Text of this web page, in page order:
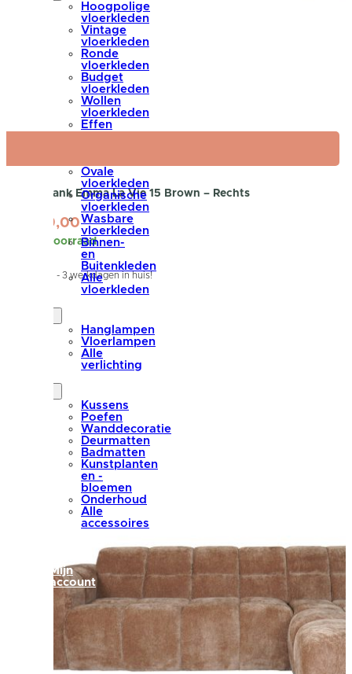
Hoogpolige
vloerkleden
Vintage
vloerkleden
Ronde
vloerkleden
Budget
vloerkleden
Wollen
vloerkleden
Effen
Ovale
vloerkleden
Organische
vloerkleden
Wasbare
vloerkleden
Binnen-
en
Buitenkleden
Alle
vloerkleden
Hanglampen
Vloerlampen
Alle
verlichting
Kussens
Poefen
Wanddecoratie
Deurmatten
Badmatten
Kunstplanten
en -
bloemen
Onderhoud
Alle
accessoires
Mijn
account
Hoekbank Emma La Vie 15 Brown – Rechts
1.699,00
Op voorraad
Binnen 1 - 3 werkdagen in huis!